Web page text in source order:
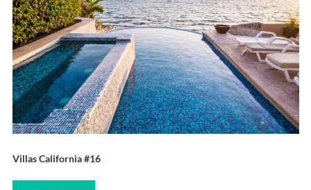
Villas California #16